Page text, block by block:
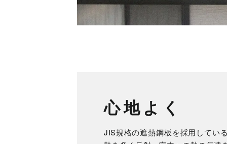
心地よく
JIS規格の遮熱鋼板を採用してい